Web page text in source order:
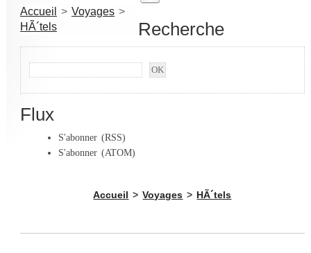
Accueil > Voyages>
HÃ´tels
Recherche
Flux
S'abonner (RSS)
S'abonner (ATOM)
Accueil >Voyages > HÃ´tels